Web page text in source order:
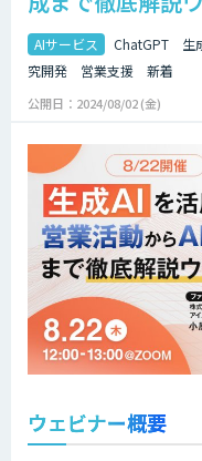
AIサービス ChatGPT 生
究開発
営業支援 新着
公開日：2024/08/02 (金)
ウェビナー概要